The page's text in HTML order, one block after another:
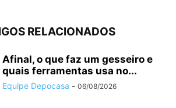
RELACIONADOS
Afinal, o que faz um gesseiro e
quais ferramentas usa no...
Equipe Depocasa - 06/08/2026